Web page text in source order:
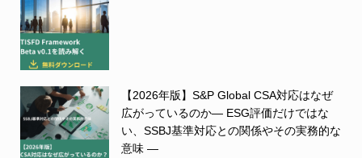
【2026年版】S&P Global CSA対応はなぜ
広がっているのか― ESG評価だけではな
い、SSBJ基準対応との関係やその実務的な
意味 ―